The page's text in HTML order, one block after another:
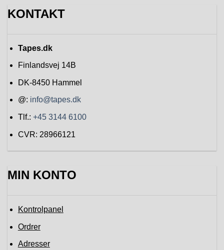
KONTAKT
Tapes.dk
Finlandsvej 14B
DK-8450 Hammel
@: info@tapes.dk
Tlf.: +45 3144 6100
CVR: 28966121
MIN KONTO
Kontrolpanel
Ordrer
Adresser